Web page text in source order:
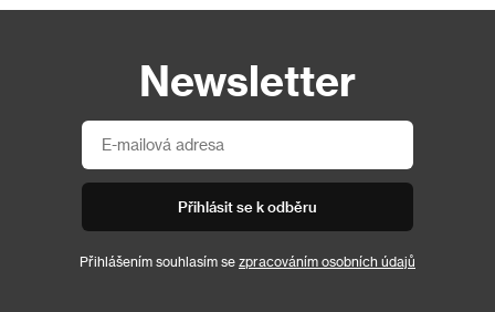
Newsletter
Přihlásit se k odběru
Přihlášením souhlasím se zpracováním osobních údajů